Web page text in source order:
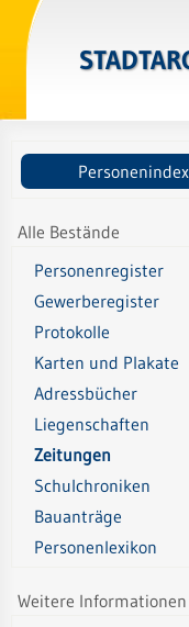
Personenindex
Alle Bestände
Personenregister
Gewerberegister
Protokolle
Karten und Plakate
Adressbücher
Liegenschaften
Zeitungen
Schulchroniken
Bauanträge
Personenlexikon
Weitere Informationen